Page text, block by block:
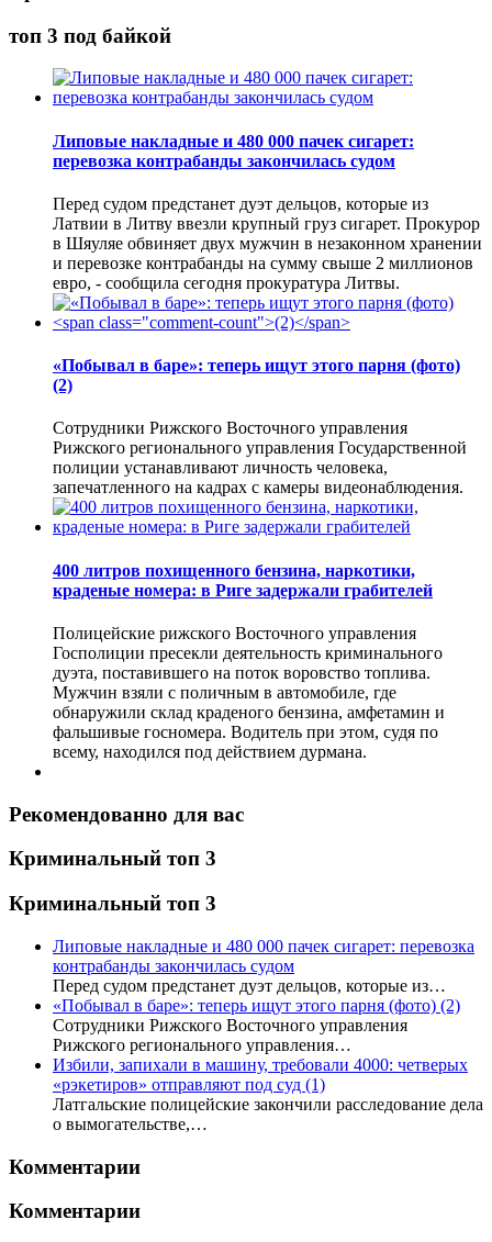
топ 3 под байкой
Липовые накладные и 480 000 пачек сигарет:
перевозка контрабанды закончилась судом
Перед судом предстанет дуэт дельцов, которые из
Латвии в Литву ввезли крупный груз сигарет. Прокурор
в Шяуляе обвиняет двух мужчин в незаконном хранении
и перевозке контрабанды на сумму свыше 2 миллионов
евро, - сообщила сегодня прокуратура Литвы.
«Побывал в баре»: теперь ищут этого парня (фото)
(2)
Сотрудники Рижского Восточного управления
Рижского регионального управления Государственной
полиции устанавливают личность человека,
запечатленного на кадрах с камеры видеонаблюдения.
400 литров похищенного бензина, наркотики,
краденые номера: в Риге задержали грабителей
Полицейские рижского Восточного управления
Госполиции пресекли деятельность криминального
дуэта, поставившего на поток воровство топлива.
Мужчин взяли с поличным в автомобиле, где
обнаружили склад краденого бензина, амфетамин и
фальшивые госномера. Водитель при этом, судя по
всему, находился под действием дурмана.
Рекомендованно для вас
Криминальный топ 3
Криминальный топ 3
Липовые накладные и 480 000 пачек сигарет: перевозка
контрабанды закончилась судом
Перед судом предстанет дуэт дельцов, которые из…
«Побывал в баре»: теперь ищут этого парня (фото) (2)
Сотрудники Рижского Восточного управления
Рижского регионального управления…
Избили, запихали в машину, требовали 4000: четверых
«рэкетиров» отправляют под суд (1)
Латгальские полицейские закончили расследование дела
о вымогательстве,…
Комментарии
Комментарии